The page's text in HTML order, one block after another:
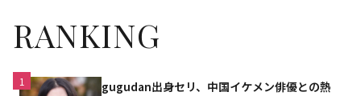
RANKING
1
gugudan出身セリ、中国イケメン俳優との熱